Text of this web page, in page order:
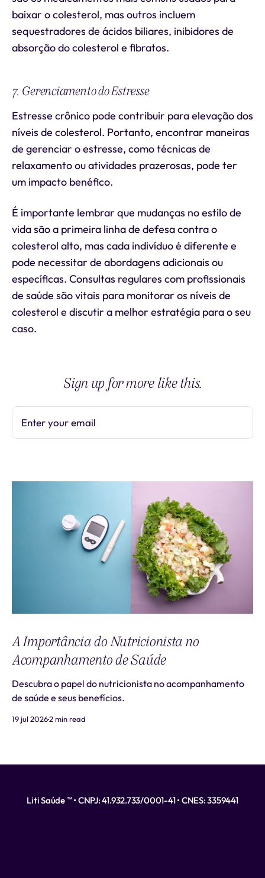
baixar o colesterol, mas outros incluem
sequestradores de ácidos biliares, inibidores de
absorção do colesterol e fibratos.
7. Gerenciamento do Estresse
Estresse crônico pode contribuir para elevação dos
níveis de colesterol. Portanto, encontrar maneiras
de gerenciar o estresse, como técnicas de
relaxamento ou atividades prazerosas, pode ter
um impacto benéfico.
É importante lembrar que mudanças no estilo de
vida são a primeira linha de defesa contra o
colesterol alto, mas cada indivíduo é diferente e
pode necessitar de abordagens adicionais ou
específicas. Consultas regulares com profissionais
de saúde são vitais para monitorar os níveis de
colesterol e discutir a melhor estratégia para o seu
caso.
Sign up for more like this.
Enter your email
A Importância do Nutricionista no
Acompanhamento de Saúde
Descubra o papel do nutricionista no acompanhamento
de saúde e seus benefícios.
19 jul 20262 min read
Liti Saúde ™ • CNPJ: 41.932.733/0001-41 • CNES: 3359441